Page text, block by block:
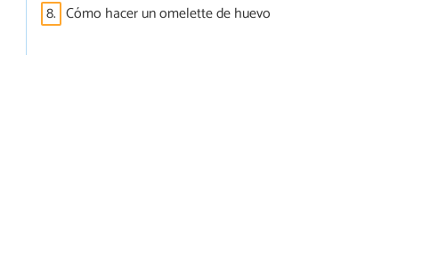
8. Cómo hacer un omelette de huevo